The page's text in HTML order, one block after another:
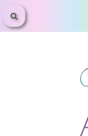
Aller